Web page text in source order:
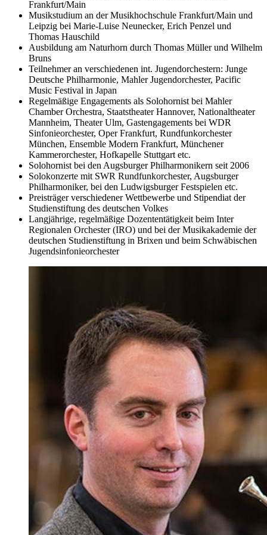
Frankfurt/Main
Musikstudium an der Musikhochschule Frankfurt/Main und
Leipzig bei Marie-Luise Neunecker, Erich Penzel und
Thomas Hauschild
Ausbildung am Naturhorn durch Thomas Müller und Wilhelm
Bruns
Teilnehmer an verschiedenen int. Jugendorchestern: Junge
Deutsche Philharmonie, Mahler Jugendorchester, Pacific
Music Festival in Japan
Regelmäßige Engagements als Solohornist bei Mahler
Chamber Orchestra, Staatstheater Hannover, Nationaltheater
Mannheim, Theater Ulm, Gastengagements bei WDR
Sinfonieorchester, Oper Frankfurt, Rundfunkorchester
München, Ensemble Modern Frankfurt, Münchener
Kammerorchester, Hofkapelle Stuttgart etc.
Solohornist bei den Augsburger Philharmonikern seit 2006
Solokonzerte mit SWR Rundfunkorchester, Augsburger
Philharmoniker, bei den Ludwigsburger Festspielen etc.
Preisträger verschiedener Wettbewerbe und Stipendiat der
Studienstiftung des deutschen Volkes
Langjährige, regelmäßige Dozententätigkeit beim Inter
Regionalen Orchester (IRO) und bei der Musikakademie der
deutschen Studienstiftung in Brixen und beim Schwäbischen
Jugendsinfonieorchester